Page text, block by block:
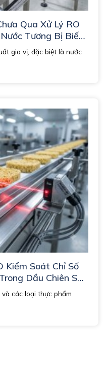
Qua Xử Lý RO
Tương Bị Biến
gia vị, đặc biệt là nước
Kiểm Soát Chỉ Số
Dầu Chiên Sản
Phẩm Chiên.
các loại thực phẩm